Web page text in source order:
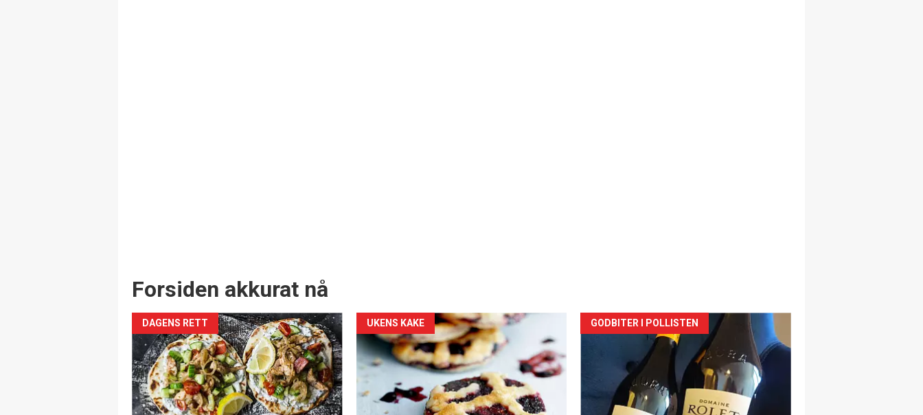
Forsiden akkurat nå
DAGENS RETT
Forsiden
akkurat
nå
UKENS KAKE
Forsiden
akkurat
nå
GODBITER I POLLISTEN